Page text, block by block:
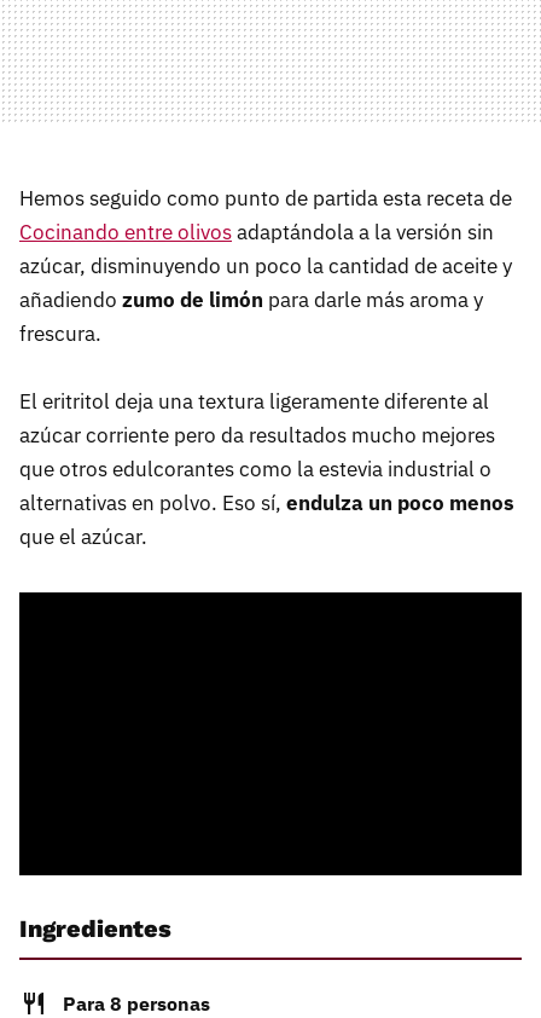
Hemos seguido como punto de partida esta receta de
Cocinando entre olivosadaptándola a la versión sin
azúcar, disminuyendo un poco la cantidad de aceite y
añadiendo zumo de limón para darle más aroma y
frescura.
El eritritol deja una textura ligeramente diferente al
azúcar corriente pero da resultados mucho mejores
que otros edulcorantes como la estevia industrial o
alternativas en polvo. Eso sí, endulza un poco menos
que el azúcar.
Ingredientes
Para 8 personas